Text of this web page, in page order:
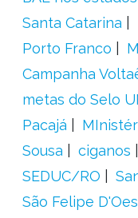
Santa Catarina
Porto Franco
Campanha
metas do Selo
Pacajá
Sousa
ciganos
SEDUC/RO
São Felipe